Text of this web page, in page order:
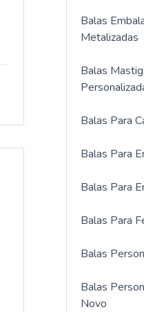
Balas
Metalizadas
Balas
Balas Para
Balas Para
Balas Para
Balas Para
Balas
Balas
Novo